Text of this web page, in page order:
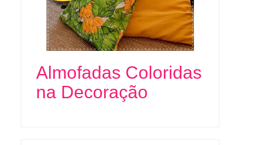
Almofadas Coloridas
na Decoração